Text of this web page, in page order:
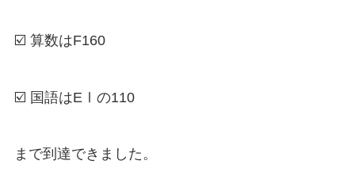
☑️ 算数はF160
☑️ 国語はEⅠの110
まで到達できました。